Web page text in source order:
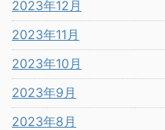
2023年12月
2023年11月
2023年10月
2023年9月
2023年8月